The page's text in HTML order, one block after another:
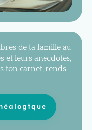
de ta famille au
et leurs anecdotes,
ton carnet, rends-